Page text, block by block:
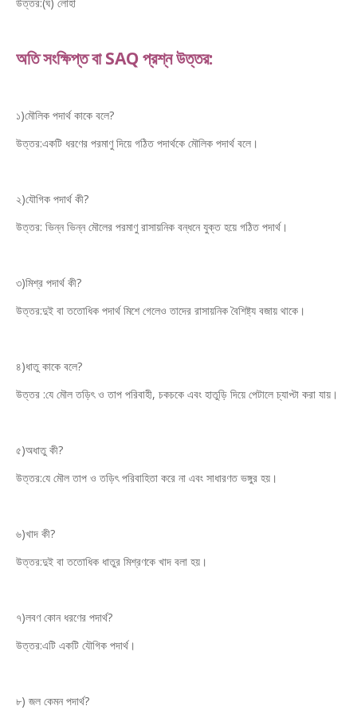
অতি সংক্ষিপ্ত বা SAQ প্রশ্ন উত্তর:
১)মৌলিক পদার্থ কাকে বলে?
উত্তর:একটি ধরণের পরমাণু দিয়ে গঠিত পদার্থকে মৌলিক পদার্থ বলে।
২)যৌগিক পদার্থ কী?
উত্তর: ভিন্ন ভিন্ন মৌলের পরমাণু রাসায়নিক বন্ধনে যুক্ত হয়ে গঠিত পদার্থ।
৩)মিশ্র পদার্থ কী?
উত্তর:দুই বা ততোধিক পদার্থ মিশে গেলেও তাদের রাসায়নিক বৈশিষ্ট্য বজায় থাকে।
৪)ধাতু কাকে বলে?
উত্তর :যে মৌল তড়িৎ ও তাপ পরিবাহী, চকচকে এবং হাতুড়ি দিয়ে পেটালে চ্যাপ্টা করা যায়।
৫)অধাতু কী?
উত্তর:যে মৌল তাপ ও তড়িৎ পরিবাহিতা করে না এবং সাধারণত ভঙ্গুর হয়।
৬)খাদ কী?
উত্তর:দুই বা ততোধিক ধাতুর মিশ্রণকে খাদ বলা হয়।
৭)লবণ কোন ধরণের পদার্থ?
উত্তর:এটি একটি যৌগিক পদার্থ।
৮) জল কেমন পদার্থ?